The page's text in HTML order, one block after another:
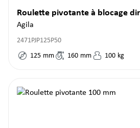
Roulette pivotante à blocage
Agila
2471PJP125P50
125 mm 160 mm 100 kg